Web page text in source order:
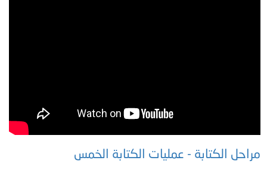
مراحل الكتابة - عمليات الكتابة الخمس